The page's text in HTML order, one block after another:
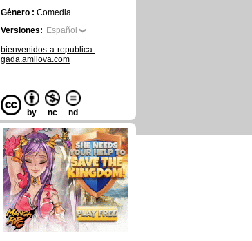
Género : Comedia
Versiones: Español
bienvenidos-a-republica-
gada.amilova.com
by nc nd